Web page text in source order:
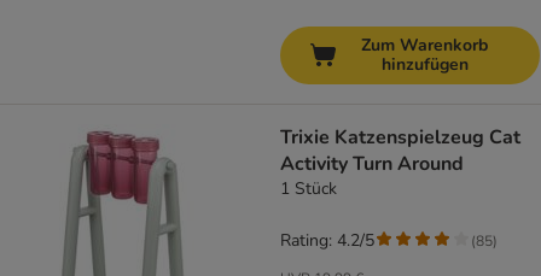
Zum Warenkorb
hinzufügen
Trixie Katzenspielzeug Cat
Activity Turn Around
1 Stück
Rating: 4.2/5 (85)